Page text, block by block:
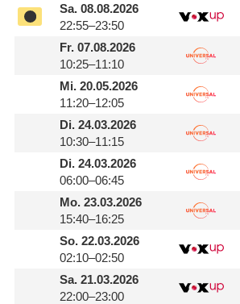
Sa.08.08.2026
22:55–23:50
Fr.07.08.2026
10:25–11:10
Mi.20.05.2026
11:20–12:05
Di.24.03.2026
10:30–11:15
Di.24.03.2026
06:00–06:45
Mo.23.03.2026
15:40–16:25
So.22.03.2026
02:10–02:50
Sa.21.03.2026
22:00–23:00